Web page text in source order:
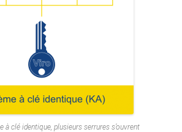
à clé identique, plusieurs serrures s’ouvrent